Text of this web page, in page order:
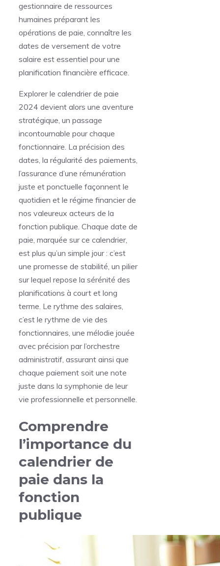
gestionnaire de ressources
humaines préparant les
opérations de paie, connaître les
dates de versement de votre
salaire est essentiel pour une
planification financière efficace.
Explorer le calendrier de paie
2024 devient alors une aventure
stratégique, un passage
incontournable pour chaque
fonctionnaire. La précision des
dates, la régularité des paiements,
l’assurance d’une rémunération
juste et ponctuelle façonnent le
quotidien et le régime financier de
nos valeureux acteurs de la
fonction publique. Chaque date de
paie, marquée sur ce calendrier,
est plus qu’un simple jour : c’est
une promesse de stabilité, un pilier
sur lequel repose la sérénité des
planifications à court et long
terme. Le rythme des salaires,
c’est le rythme de vie des
fonctionnaires, une mélodie jouée
avec précision par l’orchestre
administratif, assurant ainsi que
chaque paiement soit une note
juste dans la symphonie de leur
vie professionnelle et personnelle.
Comprendre
l’importance du
calendrier de
paie dans la
fonction
publique